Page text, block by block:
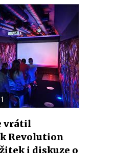
1
vrátil
Revolution
i diskuze o